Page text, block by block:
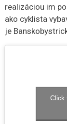
realizáciou im
ako cyklista
je
Click